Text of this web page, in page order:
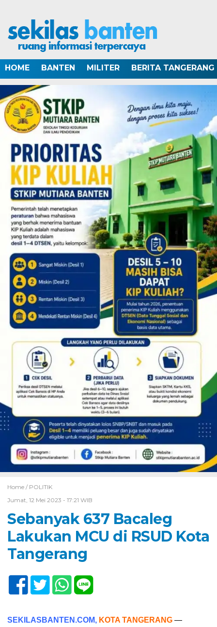
HOME BANTEN MILITER BERITA TANGERANG
Home / POLITIK
Jumat, 12 Mei 2023 - 17:21 WIB
Sebanyak 637 Bacaleg
Lakukan MCU di RSUD Kota
Tangerang
SEKILASBANTEN.COM, KOTA TANGERANG —